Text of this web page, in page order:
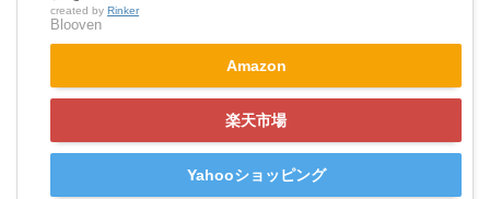
created by Rinker
Blooven
Amazon
楽天市場
Yahooショッピング